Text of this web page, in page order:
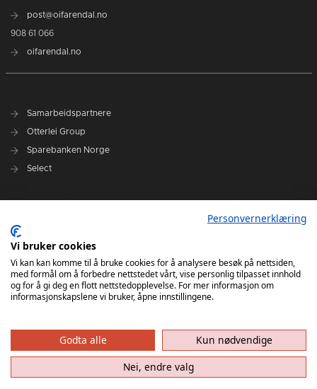
post@oifarendal.no
908 61 066
oifarendal.no
Samarbeidspartnere
Otterlei Group
Sparebanken Norge
Select
Spillerstall
Administrasjon
Styret
Personvernerklæring
Vi bruker cookies
Vi kan kan komme til å bruke cookies for å analysere besøk på nettsiden,
med formål om å forbedre nettstedet vårt, vise personlig tilpasset innhold
og for å gi deg en flott nettstedopplevelse. For mer informasjon om
informasjonskapslene vi bruker, åpne innstillingene.
Godta alle
Kun nødvendige
Nei, endre valg